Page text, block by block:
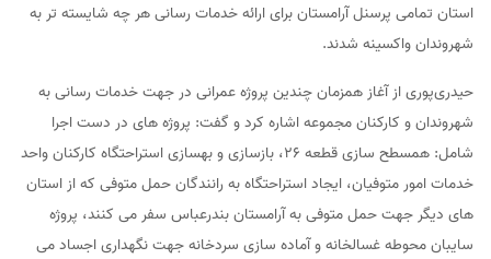
استان تمامی پرسنل آرامستان برای ارائه خدمات رسانی هر چه شایسته تر به
شهروندان واکسینه شدند.
حیدری‌پوری از آغاز همزمان چندین پروژه عمرانی در جهت خدمات رسانی به
شهروندان و کارکنان مجموعه اشاره کرد و گفت: پروژه های در دست اجرا
شامل: همسطح سازی قطعه ۲۶، بازسازی و بهسازی استراحتگاه کارکنان واحد
خدمات امور متوفیان، ایجاد استراحتگاه به رانندگان حمل متوفی که از استان
های دیگر جهت حمل متوفی به آرامستان بندرعباس سفر می کنند، پروژه
سایبان محوطه غسالخانه و آماده سازی سردخانه جهت نگهداری اجساد می